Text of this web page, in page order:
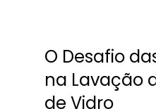
O Desafio
na Lavação
de Vidro